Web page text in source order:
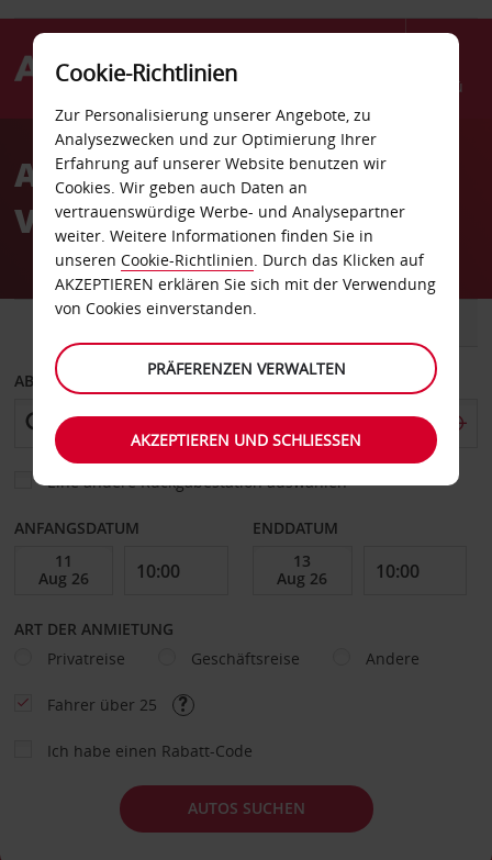
Menü
AvisAutovermietung Wien
Votivpark
ABHOLEN VON
Eine andere Rückgabestation auswählen
ANFANGSDATUM ENDDATUM
ART DER ANMIETUNG
Privatreise
Geschäftsreise Andere
Fahrer über 25
Ich habe einen Rabatt-Code
AUTOS SUCHEN
Cookie-Richtlinien
Zur Personalisierung unserer Angebote, zu
Analysezwecken und zur Optimierung Ihrer
Erfahrung auf unserer Website benutzen wir
Cookies. Wir geben auch Daten an
vertrauenswürdige Werbe- und Analysepartner
weiter. Weitere Informationen finden Sie in
unseren Cookie-Richtlinien. Durch das Klicken auf
AKZEPTIEREN erklären Sie sich mit der Verwendung
von Cookies einverstanden.
PRÄFERENZEN VERWALTEN
AKZEPTIEREN UND SCHLIESSEN